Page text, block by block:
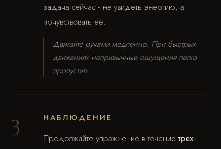
задача сейчас - не увидеть энергию, а
почувствовать ее.
Двигайте руками медленно. При быстрых
движениях непривычные ощущения легко
пропустить.
3 НАБЛЮДЕНИЕ
Продолжайте упражнение в течение трех-